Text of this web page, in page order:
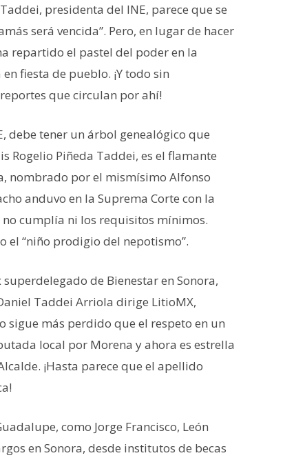
presidenta del INE, parece que se
será vencida”. Pero, en lugar de hacer
repartido el pastel del poder en la
fiesta de pueblo. ¡Y todo sin
que circulan por ahí!
debe tener un árbol genealógico que
Rogelio Piñeda Taddei, es el flamante
nombrado por el mismísimo Alfonso
anduvo en la Suprema Corte con la
cumplía ni los requisitos mínimos.
el “niño prodigio del nepotismo”.
de Bienestar en Sonora,
Taddei Arriola dirige LitioMX,
sigue más perdido que el respeto en un
local por Morena y ahora es estrella
¡Hasta parece que el apellido
como Jorge Francisco, León
en Sonora, desde institutos de becas